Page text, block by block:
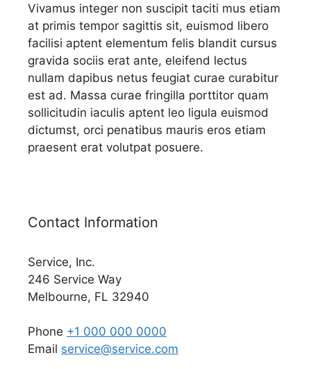
Vivamus integer non suscipit taciti mus etiam
at primis tempor sagittis sit, euismod libero
facilisi aptent elementum felis blandit cursus
gravida sociis erat ante, eleifend lectus
nullam dapibus netus feugiat curae curabitur
est ad. Massa curae fringilla porttitor quam
sollicitudin iaculis aptent leo ligula euismod
dictumst, orci penatibus mauris eros etiam
praesent erat volutpat posuere.
Contact Information
Service, Inc.
246 Service Way
Melbourne, FL 32940
Phone +1 000 000 0000
Email service@service.com